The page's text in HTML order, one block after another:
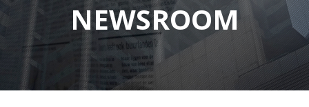
NEWSROOM